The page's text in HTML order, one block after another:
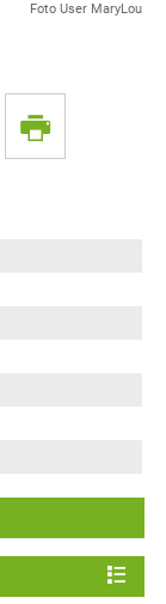
Foto User MaryLou